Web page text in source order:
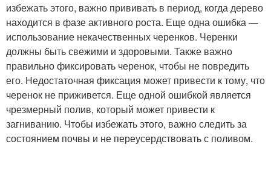
избежать этого, важно прививать в период, когда дерево
находится в фазе активного роста. Еще одна ошибка —
использование некачественных черенков. Черенки
должны быть свежими и здоровыми. Также важно
правильно фиксировать черенок, чтобы не повредить
его. Недостаточная фиксация может привести к тому, что
черенок не приживется. Еще одной ошибкой является
чрезмерный полив, который может привести к
загниванию. Чтобы избежать этого, важно следить за
состоянием почвы и не переусердствовать с поливом.